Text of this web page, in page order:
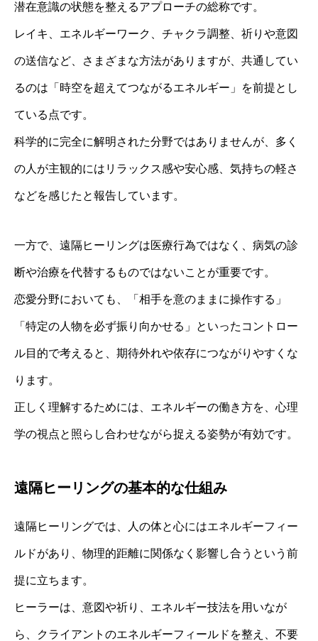
潜在意識の状態を整えるアプローチの総称です。
レイキ、エネルギーワーク、チャクラ調整、祈りや意図
の送信など、さまざまな方法がありますが、共通してい
るのは「時空を超えてつながるエネルギー」を前提とし
ている点です。
科学的に完全に解明された分野ではありませんが、多く
の人が主観的にはリラックス感や安心感、気持ちの軽さ
などを感じたと報告しています。
一方で、遠隔ヒーリングは医療行為ではなく、病気の診
断や治療を代替するものではないことが重要です。
恋愛分野においても、「相手を意のままに操作する」
「特定の人物を必ず振り向かせる」といったコントロー
ル目的で考えると、期待外れや依存につながりやすくな
ります。
正しく理解するためには、エネルギーの働き方を、心理
学の視点と照らし合わせながら捉える姿勢が有効です。
遠隔ヒーリングの基本的な仕組み
遠隔ヒーリングでは、人の体と心にはエネルギーフィー
ルドがあり、物理的距離に関係なく影響し合うという前
提に立ちます。
ヒーラーは、意図や祈り、エネルギー技法を用いなが
ら、クライアントのエネルギーフィールドを整え、不要